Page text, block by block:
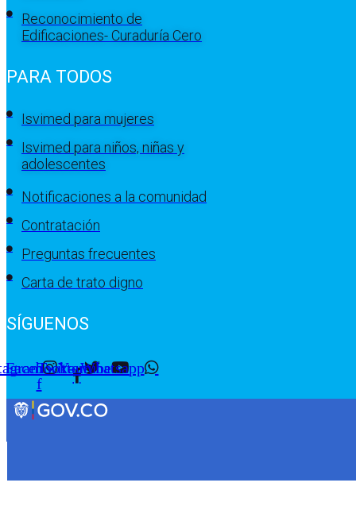
Reconocimiento de
Edificaciones- Curaduría Cero
PARA TODOS
Isvimed para mujeres
Isvimed para niños, niñas y
adolescentes
Notificaciones a la comunidad
Contratación
Preguntas frecuentes
Carta de trato digno
SÍGUENOS
Facebook-
f
Twitter
Youtube
Whatsapp